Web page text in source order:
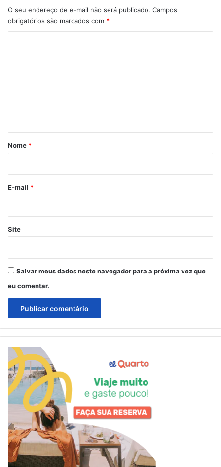
O seu endereço de e-mail não será publicado. Campos
obrigatórios são marcados com *
r
*
Nome *
E-mail *
Site
Salvar meus dados neste navegador para a próxima vez que
eu comentar.